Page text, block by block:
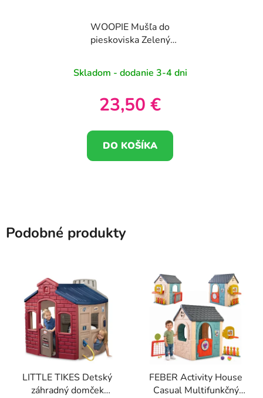
WOOPIE Mušľa do
pieskoviska Zelený
Skladom - dodanie 3-4 dni
23,50 €
DO KOŠÍKA
Podobné produkty
LITTLE TIKES Detský
záhradný domček
FEBER Activity House
Casual Multifunkčný